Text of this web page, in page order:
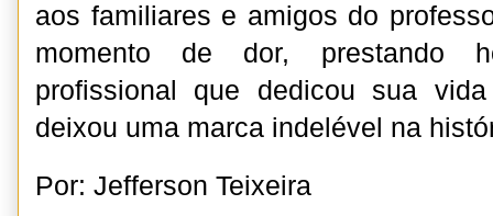
aos familiares e amigos do
momento de dor, prestando
profissional que dedicou sua
deixou uma marca indelével na
Por: Jefferson Teixeira